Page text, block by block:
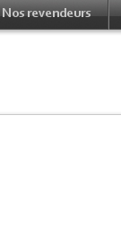
Nos revendeurs